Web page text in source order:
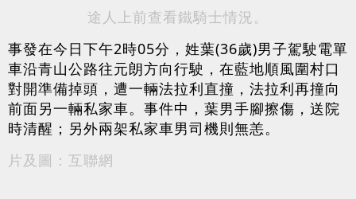
途人上前查看鐵騎士情況。
事發在今日下午2時05分，姓葉(36歲)男子駕駛電單
車沿青山公路往元朗方向行駛，在藍地順風圍村口
對開準備掉頭，遭一輛法拉利直撞，法拉利再撞向
前面另一輛私家車。事件中，葉男手腳擦傷，送院
時清醒；另外兩架私家車男司機則無恙。
片及圖：互聯網